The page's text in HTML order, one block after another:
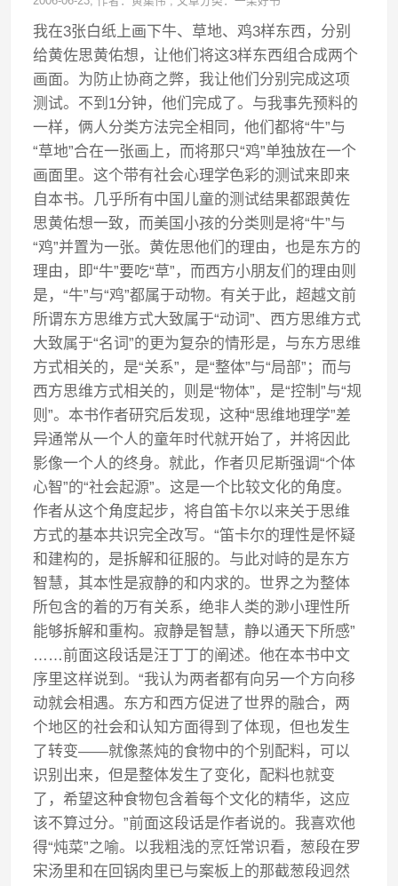
我在3张白纸上画下牛、草地、鸡3样东西，分别
给黄佐思黄佑想，让他们将这3样东西组合成两个
画面。为防止协商之弊，我让他们分别完成这项
测试。不到1分钟，他们完成了。与我事先预料的
一样，俩人分类方法完全相同，他们都将“牛”与
“草地”合在一张画上，而将那只“鸡”单独放在一个
画面里。这个带有社会心理学色彩的测试来即来
自本书。几乎所有中国儿童的测试结果都跟黄佐
思黄佑想一致，而美国小孩的分类则是将“牛”与
“鸡”并置为一张。黄佐思他们的理由，也是东方的
理由，即“牛”要吃“草”，而西方小朋友们的理由则
是，“牛”与“鸡”都属于动物。有关于此，超越文前
所谓东方思维方式大致属于“动词”、西方思维方式
大致属于“名词”的更为复杂的情形是，与东方思维
方式相关的，是“关系”，是“整体”与“局部”；而与
西方思维方式相关的，则是“物体”，是“控制”与“规
则”。本书作者研究后发现，这种“思维地理学”差
异通常从一个人的童年时代就开始了，并将因此
影像一个人的终身。就此，作者贝尼斯强调“个体
心智”的“社会起源”。这是一个比较文化的角度。
作者从这个角度起步，将自笛卡尔以来关于思维
方式的基本共识完全改写。“笛卡尔的理性是怀疑
和建构的，是拆解和征服的。与此对峙的是东方
智慧，其本性是寂静的和内求的。世界之为整体
所包含的着的万有关系，绝非人类的渺小理性所
能够拆解和重构。寂静是智慧，静以通天下所感”
……前面这段话是汪丁丁的阐述。他在本书中文
序里这样说到。“我认为两者都有向另一个方向移
动就会相遇。东方和西方促进了世界的融合，两
个地区的社会和认知方面得到了体现，但也发生
了转变——就像蒸炖的食物中的个别配料，可以
识别出来，但是整体发生了变化，配料也就变
了，希望这种食物包含着每个文化的精华，这应
该不算过分。”前面这段话是作者说的。我喜欢他
得“炖菜”之喻。以我粗浅的烹饪常识看，葱段在罗
宋汤里和在回锅肉里已与案板上的那截葱段迥然